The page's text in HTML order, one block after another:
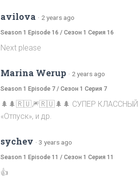
avilova · 2 years ago
Season 1 Episode 16 / Сезон 1 Серия 16
Next please
Marina Werup · 2 years ago
Season 1 Episode 7 / Сезон 1 Серия 7
🌲🌲🇷🇺🎆🇷🇺🌲🌲 СУПЕР КЛАССНЫЙ
«Отпуск», и др.
sychev · 3 years ago
Season 1 Episode 11 / Сезон 1 Серия 11
👍